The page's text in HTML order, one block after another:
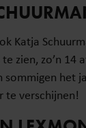
Katja
zien, zo’n 14
sommigen het
te verschijnen!